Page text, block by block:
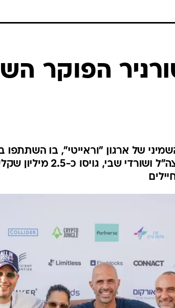
הפוקר
של ארגון "וראייטי", בו השתתפו
והספורטיבי לצד פצועי צה"ל